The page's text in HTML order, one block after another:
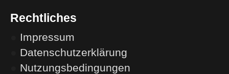
Rechtliches
Impressum
Datenschutzerklärung
Nutzungsbedingungen